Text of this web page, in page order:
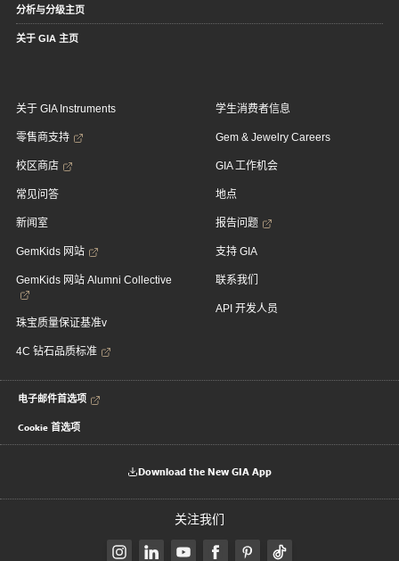
分析与分级主页
关于 GIA 主页
关于 GIA Instruments
零售商支持
校区商店
常见问答
新闻室
GemKids 网站
GemKids 网站 Alumni Collective
珠宝质量保证基准v
4C 钻石品质标准
学生消费者信息
Gem & Jewelry Careers
GIA 工作机会
地点
报告问题
支持 GIA
联系我们
API 开发人员
电子邮件首选项
Cookie 首选项
Download the New GIA App
关注我们